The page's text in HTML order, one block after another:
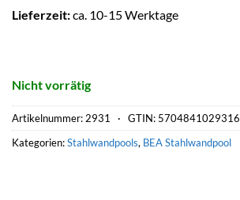
Lieferzeit:ca. 10-15 Werktage
Nicht vorrätig
Artikelnummer: 2931 · GTIN: 5704841029316
Kategorien:Stahlwandpools, BEA Stahlwandpool